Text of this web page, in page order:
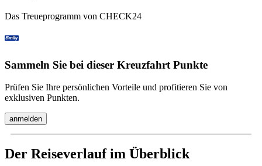
Das Treueprogramm von CHECK24
Sammeln Sie bei dieser Kreuzfahrt Punkte
Prüfen Sie Ihre persönlichen Vorteile und profitieren Sie von
exklusiven Punkten.
anmelden
Der Reiseverlauf im Überblick